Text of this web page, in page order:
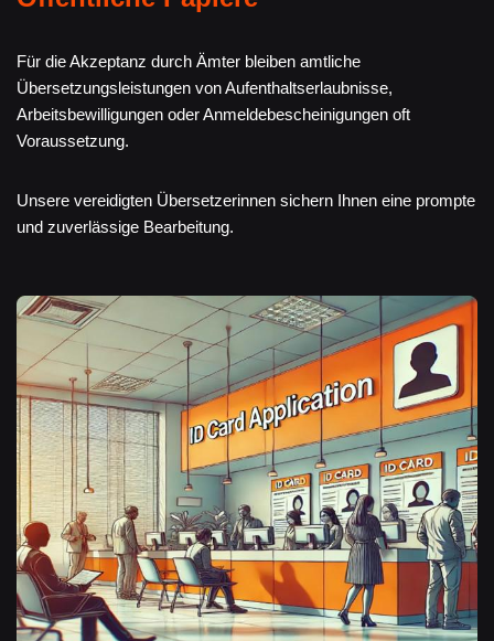
Für die Akzeptanz durch Ämter bleiben amtliche
Übersetzungsleistungen von Aufenthaltserlaubnisse,
Arbeitsbewilligungen oder Anmeldebescheinigungen oft
Voraussetzung.
Unsere vereidigten Übersetzerinnen sichern Ihnen eine prompte
und zuverlässige Bearbeitung.